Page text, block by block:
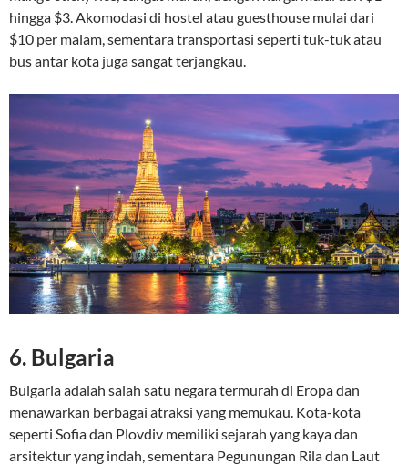
hingga $3. Akomodasi di hostel atau guesthouse mulai dari
$10 per malam, sementara transportasi seperti tuk-tuk atau
bus antar kota juga sangat terjangkau.
6. Bulgaria
Bulgaria adalah salah satu negara termurah di Eropa dan
menawarkan berbagai atraksi yang memukau. Kota-kota
seperti Sofia dan Plovdiv memiliki sejarah yang kaya dan
arsitektur yang indah, sementara Pegunungan Rila dan Laut